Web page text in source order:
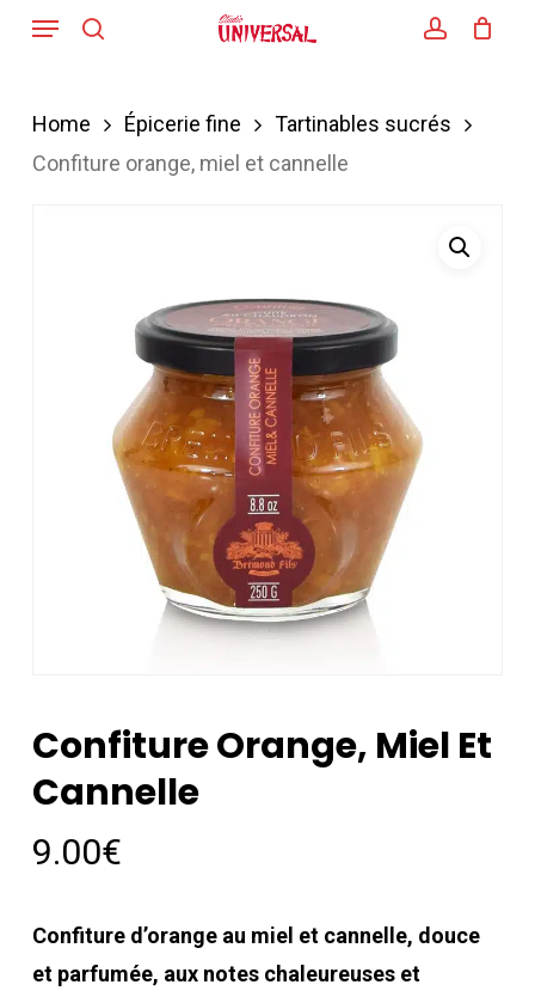
Skip
content
Menu
Home Épicerie fine
Tartinables sucrés
Confiture orange, miel et cannelle
Confiture Orange, Miel Et
Cannelle
9.00€
Confiture d’orange au miel et cannelle, douce
et parfumée, aux notes chaleureuses et